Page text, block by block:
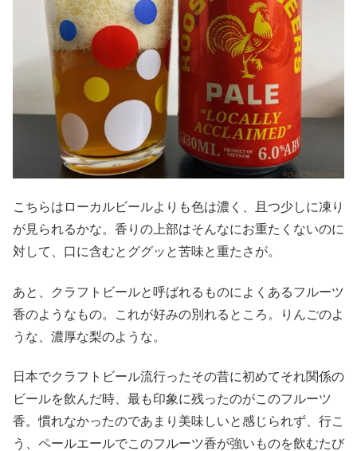
こちらはローカルビールよりも色は濃く、且つ少しに凍り
が見られるかな。香りの上部はそんなにお重たくないのに
対して、口に含むとググッと苦味と重たさが。
あと、クラフトビールと呼ばれるものによくあるフルーツ
香のようなもの。これが好みの別れるところ。りんごのよ
うな、濃厚な梨のような。
日本でクラフトビール流行ったその昔に初めてそれ関係の
ビールを飲んだ時、最も印象に残ったのがこのフルーツ
香。慣れなかったのであまり美味しいと感じられず、行こ
う、ペールエールでこのフルーツ香が強いものを飲むたび